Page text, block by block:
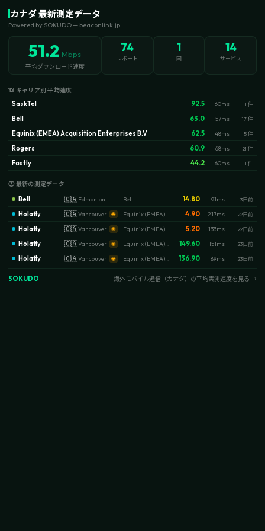
カナダ 最新測定データ
Powered by SOKUDO — beaconlink.jp
51.2 Mbps
平均ダウンロード速度
74
レポート
1
国
14
サービス
📶 キャリア別 平均速度
SaskTel 92.5 60ms 1 件
Bell 63.0 57ms 17 件
Equinix (EMEA) Acquisition Enterprises B.V 62.5 148ms 5 件
Rogers 60.9 68ms 21 件
Fastly 44.2 60ms 1 件
🕐 最新の測定データ
Bell 🇨🇦Edmonton Bell 14.80 91ms 3日前
Holafly 🇨🇦Vancouver 🌐 4.90 217ms 22日前
Holafly 🇨🇦Vancouver 🌐 5.20 133ms 22日前
Holafly 🇨🇦Vancouver 🌐 149.60 151ms 23日前
Holafly 🇨🇦Vancouver 🌐 136.90 89ms 23日前
SOKUDO 海外モバイル通信（カナダ）の平均実測速度を見る →